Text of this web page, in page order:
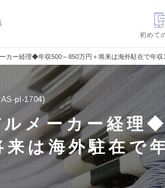
初めて
ーカー経理◆年収500～850万円＋将来は海外駐在で年
pl-1704
ルメーカー経理
は海外駐在で